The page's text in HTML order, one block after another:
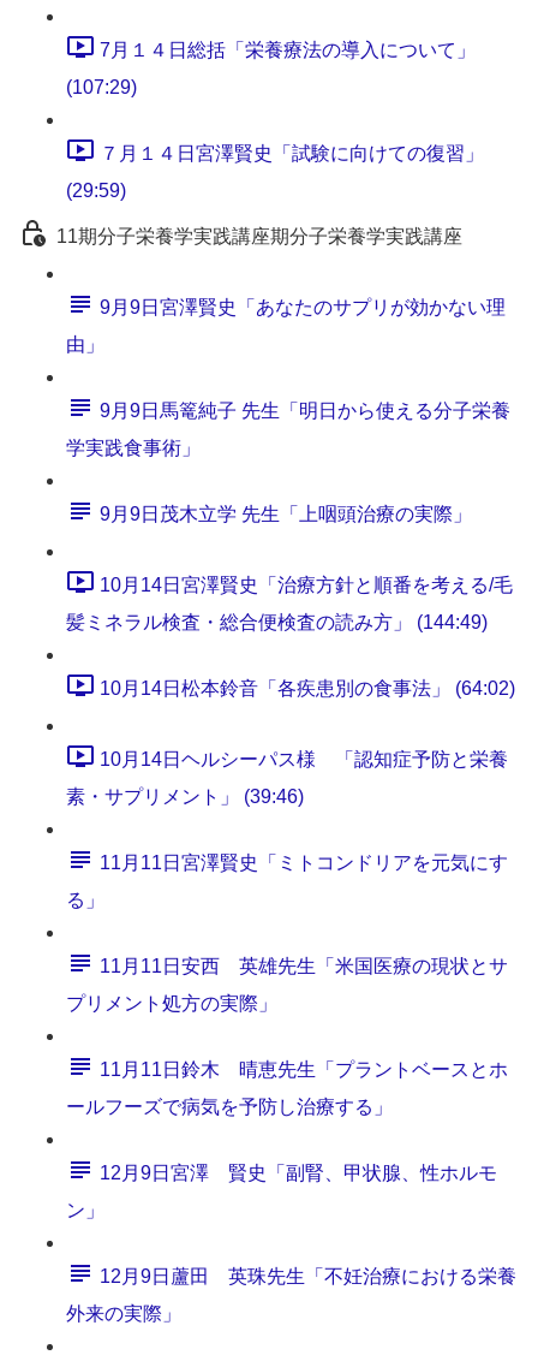
7月１４日総括「栄養療法の導入について」
(107:29)
７月１４日宮澤賢史「試験に向けての復習」
(29:59)
11期分子栄養学実践講座期分子栄養学実践講座
9月9日宮澤賢史「あなたのサプリが効かない理
由」
9月9日馬篭純子 先生「明日から使える分子栄養
学実践食事術」
9月9日茂木立学 先生「上咽頭治療の実際」
10月14日宮澤賢史「治療方針と順番を考える/毛
髪ミネラル検査・総合便検査の読み方」 (144:49)
10月14日松本鈴音「各疾患別の食事法」 (64:02)
10月14日ヘルシーパス様 「認知症予防と栄養
素・サプリメント」 (39:46)
11月11日宮澤賢史「ミトコンドリアを元気にす
る」
11月11日安西 英雄先生「米国医療の現状とサ
プリメント処方の実際」
11月11日鈴木 晴恵先生「プラントベースとホ
ールフーズで病気を予防し治療する」
12月9日宮澤 賢史「副腎、甲状腺、性ホルモ
ン」
12月9日蘆田 英珠先生「不妊治療における栄養
外来の実際」